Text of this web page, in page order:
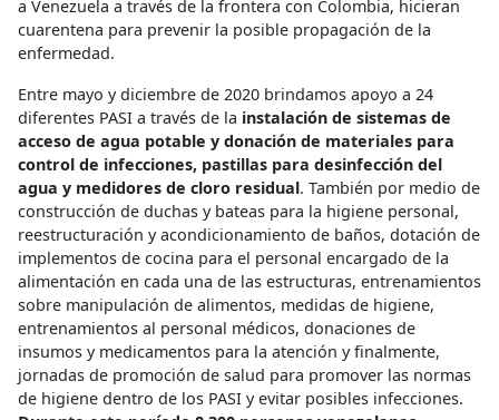
a Venezuela a través de la frontera con Colombia, hicieran
cuarentena para prevenir la posible propagación de la
enfermedad.
Entre mayo y diciembre de 2020 brindamos apoyo a 24
diferentes PASI a través de la instalación de sistemas de
acceso de agua potable y donación de materiales para
control de infecciones, pastillas para desinfección del
agua y medidores de cloro residual. También por medio de
construcción de duchas y bateas para la higiene personal,
reestructuración y acondicionamiento de baños, dotación de
implementos de cocina para el personal encargado de la
alimentación en cada una de las estructuras, entrenamientos
sobre manipulación de alimentos, medidas de higiene,
entrenamientos al personal médicos, donaciones de
insumos y medicamentos para la atención y finalmente,
jornadas de promoción de salud para promover las normas
de higiene dentro de los PASI y evitar posibles infecciones.